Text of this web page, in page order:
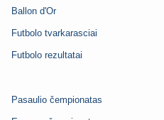
Ballon d'Or
Futbolo tvarkarasciai
Futbolo rezultatai
Pasaulio čempionatas